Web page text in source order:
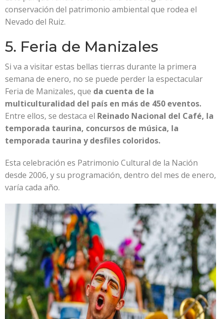
conservación del patrimonio ambiental que rodea el
Nevado del Ruiz.
5. Feria de Manizales
Si va a visitar estas bellas tierras durante la primera
semana de enero, no se puede perder la espectacular
Feria de Manizales, que da cuenta de la
multiculturalidad del país en más de 450 eventos.
Entre ellos, se destaca el Reinado Nacional del Café, la
temporada taurina, concursos de música, la
temporada taurina y desfiles coloridos.
Esta celebración es Patrimonio Cultural de la Nación
desde 2006, y su programación, dentro del mes de enero,
varía cada año.